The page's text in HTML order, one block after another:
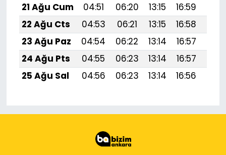
21 Ağu Cum
04:51 06:20 13:15 16:59
22 Ağu Cts
04:53 06:21 13:15 16:58
23 Ağu Paz
04:54 06:22 13:14 16:57
24 Ağu Pts
04:55 06:23 13:14 16:57
25 Ağu Sal
04:56 06:23 13:14 16:56